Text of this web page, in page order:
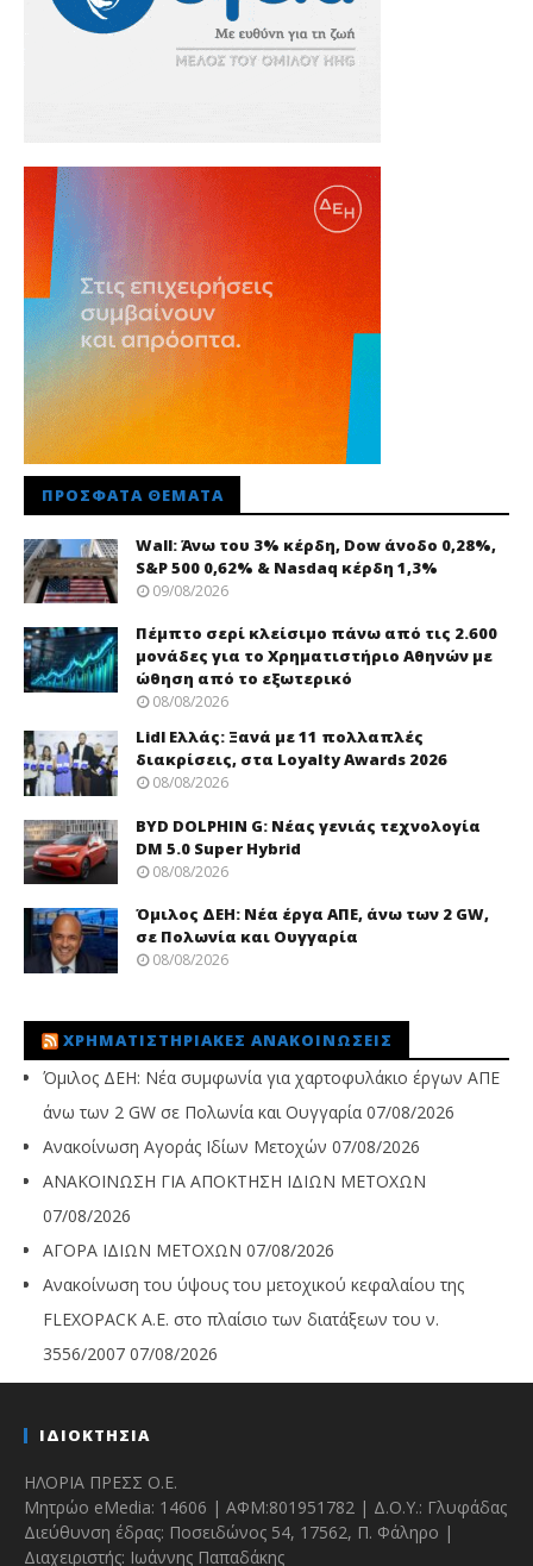
ΠΡΌΣΦΑΤΑ ΘΈΜΑΤΑ
Wall: Άνω του 3% κέρδη, Dow άνοδο 0,28%,
S&P 500 0,62% & Nasdaq κέρδη 1,3%
09/08/2026
Πέμπτο σερί κλείσιμο πάνω από τις 2.600
μονάδες για το Χρηματιστήριο Αθηνών με
ώθηση από το εξωτερικό
08/08/2026
Lidl Ελλάς: Ξανά με 11 πολλαπλές
διακρίσεις, στα Loyalty Awards 2026
08/08/2026
BYD DOLPHIN G: Νέας γενιάς τεχνολογία
DM 5.0 Super Hybrid
08/08/2026
Όμιλος ΔΕΗ: Νέα έργα ΑΠΕ, άνω των 2 GW,
σε Πολωνία και Ουγγαρία
08/08/2026
ΧΡΗΜΑΤΙΣΤΗΡΙΑΚΈΣ ΑΝΑΚΟΙΝΏΣΕΙΣ
Όμιλος ΔΕΗ: Νέα συμφωνία για χαρτοφυλάκιο έργων ΑΠΕ
άνω των 2 GW σε Πολωνία και Ουγγαρία 07/08/2026
Ανακοίνωση Αγοράς Ιδίων Μετοχών 07/08/2026
ΑΝΑΚΟΙΝΩΣΗ ΓΙΑ ΑΠΟΚΤΗΣΗ ΙΔΙΩΝ ΜΕΤΟΧΩΝ
07/08/2026
ΑΓΟΡΑ ΙΔΙΩΝ ΜΕΤΟΧΩΝ 07/08/2026
Ανακοίνωση του ύψους του μετοχικού κεφαλαίου της
FLEXOPACK A.E. στο πλαίσιο των διατάξεων του ν.
3556/2007 07/08/2026
ΙΔΙΟΚΤΗΣΙΑ
ΗΛΟΡΙΑ ΠΡΕΣΣ Ο.Ε.
Μητρώο eMedia: 14606 | ΑΦΜ:801951782 | Δ.Ο.Υ.: Γλυφάδας
Διεύθυνση έδρας: Ποσειδώνος 54, 17562, Π. Φάληρο |
Διαχειριστής: Ιωάννης Παπαδάκης